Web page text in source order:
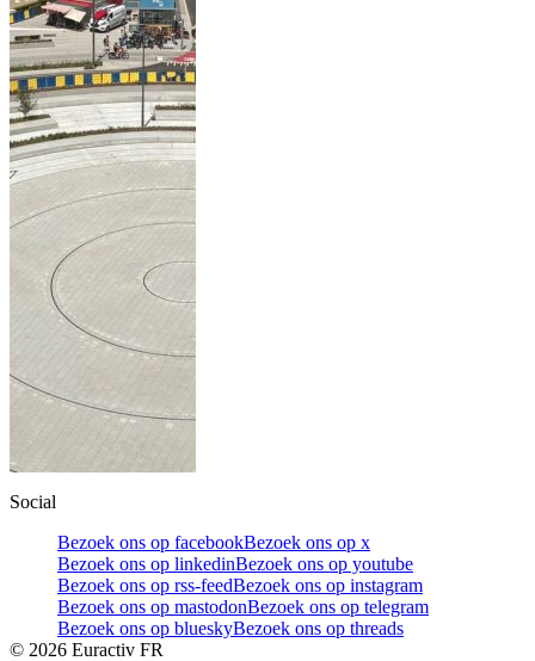
Social
Bezoek ons op facebookBezoek ons op x
Bezoek ons op linkedinBezoek ons op youtube
Bezoek ons op rss-feedBezoek ons op instagram
Bezoek ons op mastodonBezoek ons op telegram
Bezoek ons op blueskyBezoek ons op threads
© 2026 Euractiv FR